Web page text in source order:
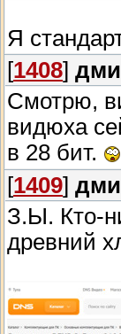
Я
[1408]
Смотрю,
видюха
в 28 бит.
[1409]
З.Ы. Кто-
древний